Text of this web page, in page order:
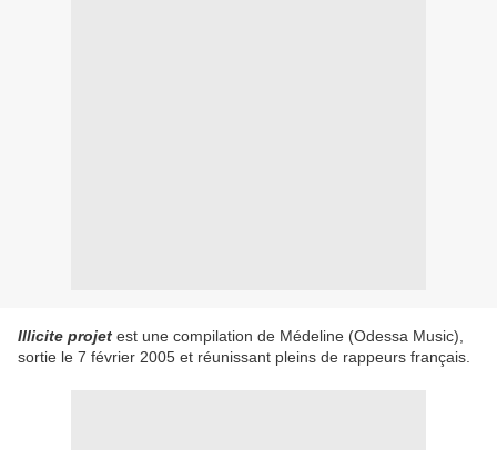
Illicite projet est une compilation de Médeline (Odessa Music),
sortie le 7 février 2005 et réunissant pleins de rappeurs français.